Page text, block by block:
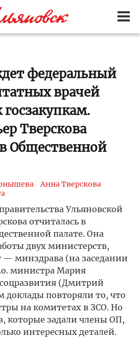
федеральный
врачей
Тверскова
Общественной
Анна Тверскова
Ульяновской
отчиталась в
палате. Она
двух министерств,
— минздрава (на заседании
министра Мария
(Дмитрий
доклады повторяли то, что
на комитетах в ЗСО. Но
которые задали члены ОП,
интересных деталей.